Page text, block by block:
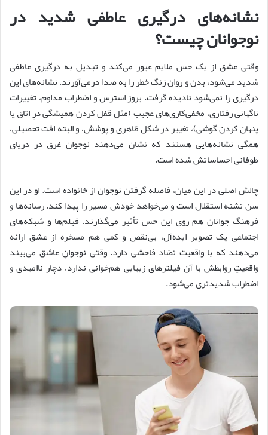
نشانه‌های درگیری عاطفی شدید در
نوجوانان چیست؟
وقتی عشق از یک حس ملایم عبور می‌کند و تبدیل به درگیری عاطفی
شدید می‌شود، بدن و روان زنگ خطر را به صدا درمی‌آورند. نشانه‌های این
درگیری را نمی‌شود نادیده گرفت. بروز استرس و اضطراب مداوم، تغییرات
ناگهانی رفتاری، مخفی‌کاری‌های عجیب (مثل قفل کردن همیشگی درِ اتاق یا
پنهان کردن گوشی)، تغییر در شکل ظاهری و پوشش، و البته افت تحصیلی،
همگی نشانه‌هایی هستند که نشان می‌دهند نوجوان غرق در دریای
طوفانی احساساتش شده است.
چالش اصلی در این میان، فاصله گرفتن نوجوان از خانواده است. او در این
سن تشنه استقلال است و می‌خواهد خودش مسیر را پیدا کند. رسانه‌ها و
فرهنگ جوانان هم روی این حس تأثیر می‌گذارند. فیلم‌ها و شبکه‌های
اجتماعی یک تصویر ایده‌آل، بی‌نقص و کمی هم مسخره از عشق ارائه
می‌دهند که با واقعیت تضاد فاحشی دارد. وقتی نوجوانِ عاشق می‌بیند
واقعیتِ روابطش با آن فیلترهای زیبایی هم‌خوانی ندارد، دچار ناامیدی و
اضطراب شدیدتری می‌شود.